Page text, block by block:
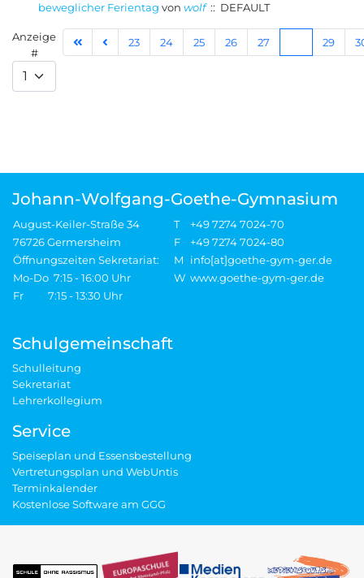
beweglicher Ferientag von wolf:: DEFAULT
Limite der Paginierungsliste
Anzeige
#
23 24 25 26 27 29
Johann-Wolfgang-Goethe-Gymnasium
August-Keiler-Straße 34 T
+49 7274 7024-70
76726 Germersheim
F
+49 7274 7024-80
Öffnungszeiten Sekretariat:
M
info[at]goethe-gym-ger.de
Mo-Do 7:15 - 16:00 Uhr
W www.goethe-gym-ger.de
Fr 7:15 - 13:30 Uhr
Schulgemeinschaft
Schulleitung
Sekretariat
Lehrerkollegium
Service
Speiseplan und Essensbestellung
Vertretungsplan und WebUntis
Terminkalender
Kostenlose Software am GGG